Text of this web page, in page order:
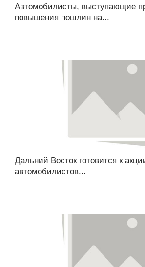
Автомобилисты, выступающие
повышения пошлин на...
Дальний Восток готовится к
автомобилистов...